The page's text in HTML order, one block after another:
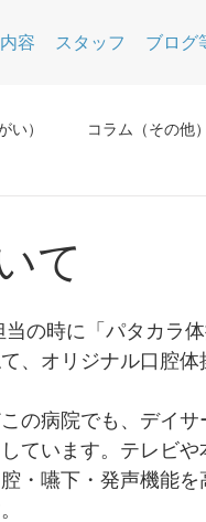
容 スタッフ ブログ
い） コラム（その他）
て
の時に「パタカラ
、オリジナル口腔
の病院でも、デイサ
ています。テレビや
・嚥下・発声機能を